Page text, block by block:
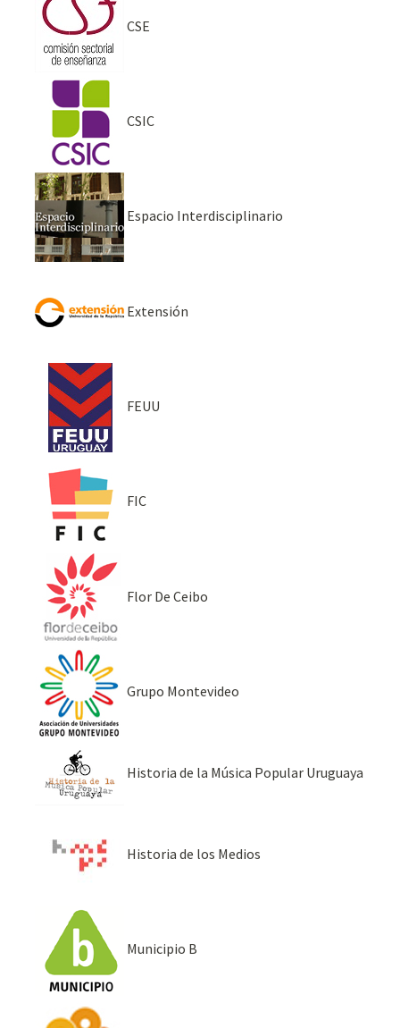
CSE
CSIC
Espacio Interdisciplinario
Extensión
FEUU
FIC
Flor De Ceibo
Grupo Montevideo
Historia de la Música Popular Uruguaya
Historia de los Medios
Municipio B